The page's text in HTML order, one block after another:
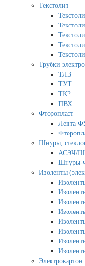
Текстолит
Трубки
ТЛВ
ТУТ
ТКР
ПВХ
Фторопласт
Лента
Шнуры,
АСЭЧ/
Шнуры-
Изоленты
Электрокартон